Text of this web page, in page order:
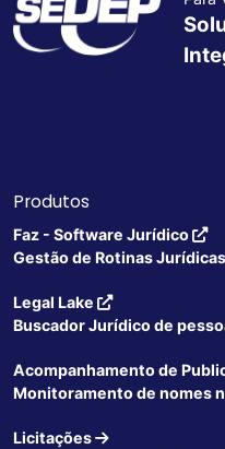
Produtos
Faz - Software Jurídico
Gestão de Rotinas
Legal Lake
Buscador Jurídico de
Acompanhamento de
Monitoramento de nomes
Licitações